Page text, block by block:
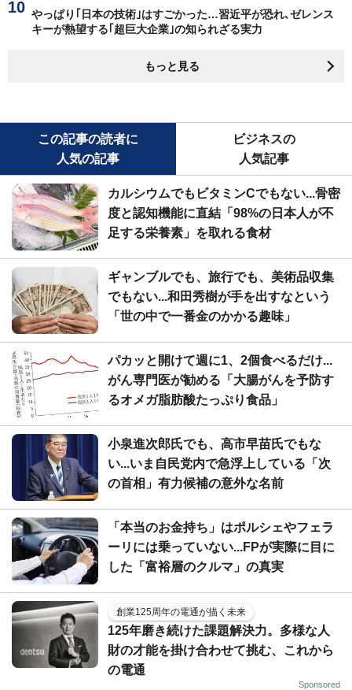
やっぱり｢日本の技術｣はすごかった…習近平が恐れ､ゼレンス
キーが熱望する｢超巨大企業｣の知られざる実力
もっと見る
この記事の読者に
人気の記事
ビジネスの
人気記事
カルシウムでもビタミンCでもない...骨密
度と認知機能に直結「98%の日本人が不
足する栄養素」を取れる食材
ギャンブルでも、旅行でも、美術品収集
でもない...和田秀樹が手を出すなという
「世の中で一番金のかかる趣味」
パカッと開けて週に1、2個食べるだけ...
がん専門医が勧める「大腸がんを予防す
るオメガ脂肪酸たっぷり食品」
小泉進次郎氏でも、高市早苗氏でもな
い...いま自民党内で急浮上している「次
の首相」有力候補の意外な名前
「本当のお金持ち」はポルシェやフェラ
ーリには乗っていない...FPが実際に目に
した「富裕層のクルマ」の真実
創業125周年の電通が描く未来
125年磨き続けた課題解決力。多様な人
財の才能を掛け合わせて挑む、これから
の電通
Sponsored